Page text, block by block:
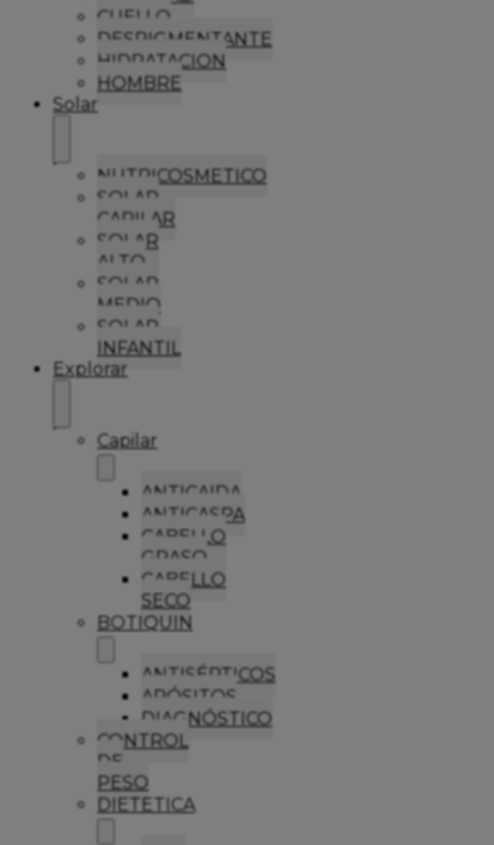
CUELLO
DESPIGMENTANTE
HIDRATACION
HOMBRE
Solar
NUTRICOSMETICO
SOLAR
CAPILAR
SOLAR
ALTO
SOLAR
MEDIO
SOLAR
INFANTIL
Explorar
Capilar
ANTICAIDA
ANTICASPA
CABELLO
GRASO
CABELLO
SECO
BOTIQUIN
ANTISÉPTICOS
APÓSITOS
DIAGNÓSTICO
CONTROL
DE
PESO
DIETETICA